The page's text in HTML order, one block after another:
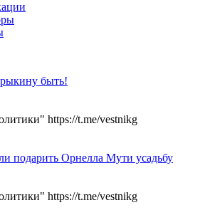
быть!
https://t.me/vestnikg
подарить Орнелла Мути усадьбу
https://t.me/vestnikg